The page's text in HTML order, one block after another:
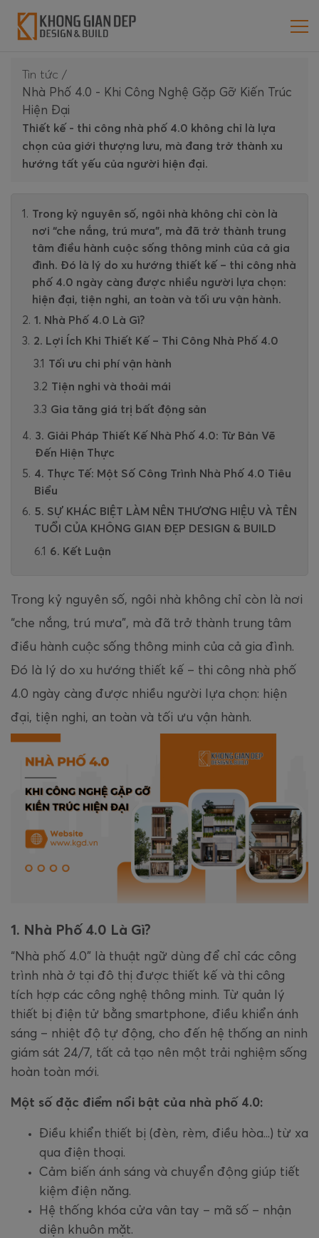
Tin tức /
Nhà Phố 4.0 - Khi Công Nghệ Gặp Gỡ Kiến Trúc
Hiện Đại
Thiết kế - thi công nhà phố 4.0 không chỉ là lựa
chọn của giới thượng lưu, mà đang trở thành xu
hướng tất yếu của người hiện đại.
Trong kỷ nguyên số, ngôi nhà không chỉ còn là
nơi “che nắng, trú mưa”, mà đã trở thành trung
tâm điều hành cuộc sống thông minh của cả gia
đình. Đó là lý do xu hướng thiết kế – thi công nhà
phố 4.0 ngày càng được nhiều người lựa chọn:
hiện đại, tiện nghi, an toàn và tối ưu vận hành.
1. Nhà Phố 4.0 Là Gì?
2. Lợi Ích Khi Thiết Kế – Thi Công Nhà Phố 4.0
Tối ưu chi phí vận hành
Tiện nghi và thoải mái
Gia tăng giá trị bất động sản
3. Giải Pháp Thiết Kế Nhà Phố 4.0: Từ Bản Vẽ
Đến Hiện Thực
4. Thực Tế: Một Số Công Trình Nhà Phố 4.0 Tiêu
Biểu
5. SỰ KHÁC BIỆT LÀM NÊN THƯƠNG HIỆU VÀ TÊN
TUỔI CỦA KHÔNG GIAN ĐẸP DESIGN & BUILD
6. Kết Luận
Trong kỷ nguyên số, ngôi nhà không chỉ còn là nơi
“che nắng, trú mưa”, mà đã trở thành trung tâm
điều hành cuộc sống thông minh của cả gia đình.
Đó là lý do xu hướng thiết kế – thi công nhà phố
4.0 ngày càng được nhiều người lựa chọn: hiện
đại, tiện nghi, an toàn và tối ưu vận hành.
1. Nhà Phố 4.0 Là Gì?
“Nhà phố 4.0” là thuật ngữ dùng để chỉ các công
trình nhà ở tại đô thị được thiết kế và thi công
tích hợp các công nghệ thông minh. Từ quản lý
thiết bị điện tử bằng smartphone, điều khiển ánh
sáng – nhiệt độ tự động, cho đến hệ thống an ninh
giám sát 24/7, tất cả tạo nên một trải nghiệm sống
hoàn toàn mới.
Một số đặc điểm nổi bật của nhà phố 4.0:
Điều khiển thiết bị (đèn, rèm, điều hòa...) từ xa
qua điện thoại.
Cảm biến ánh sáng và chuyển động giúp tiết
kiệm điện năng.
Hệ thống khóa cửa vân tay – mã số – nhận
diện khuôn mặt.